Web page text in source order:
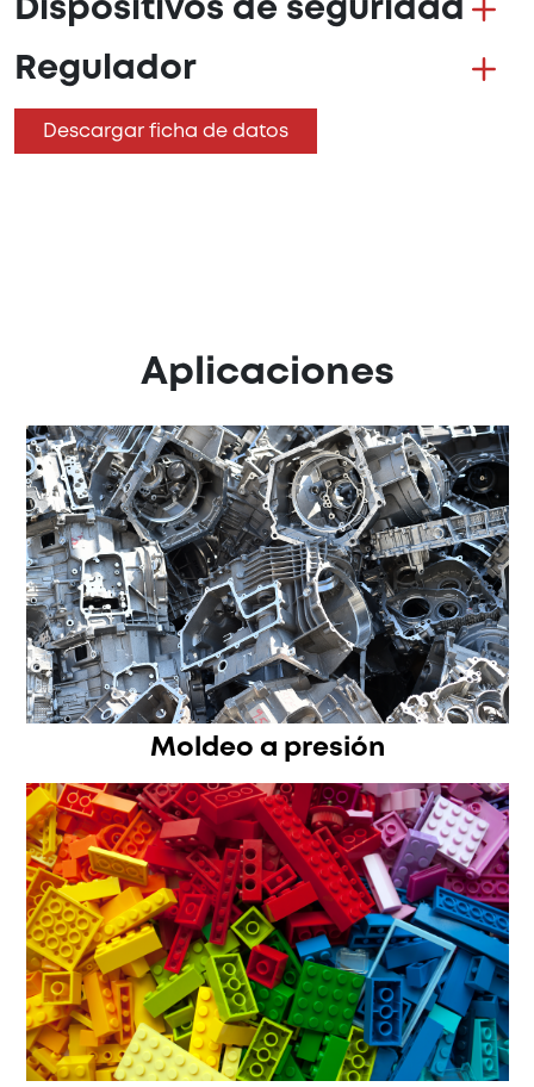
Dispositivos de seguridad
Regulador
Descargar ficha de datos
Aplicaciones
Moldeo a presión